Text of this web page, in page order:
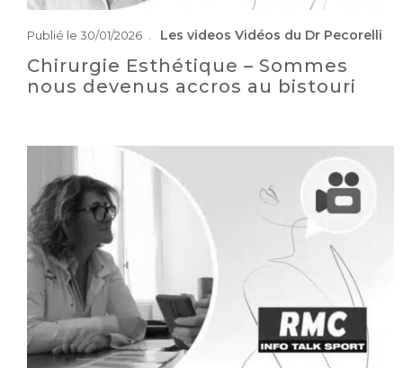
Publié le 30/01/2026 Les videos Vidéos du Dr Pecorelli
Chirurgie Esthétique – Sommes
nous devenus accros au bistouri